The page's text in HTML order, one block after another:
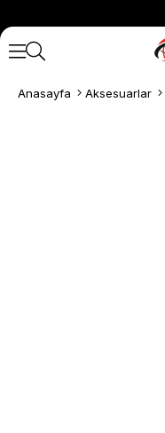
Anasayfa Aksesuarlar